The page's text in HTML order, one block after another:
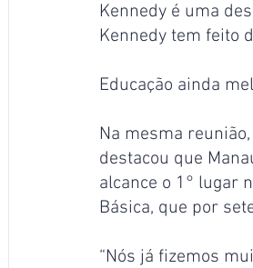
Kennedy é uma
Kennedy tem feito
Educação ainda
Na mesma reunião,
destacou que
alcance o 1° lugar
Básica, que por
“Nós já fizemos